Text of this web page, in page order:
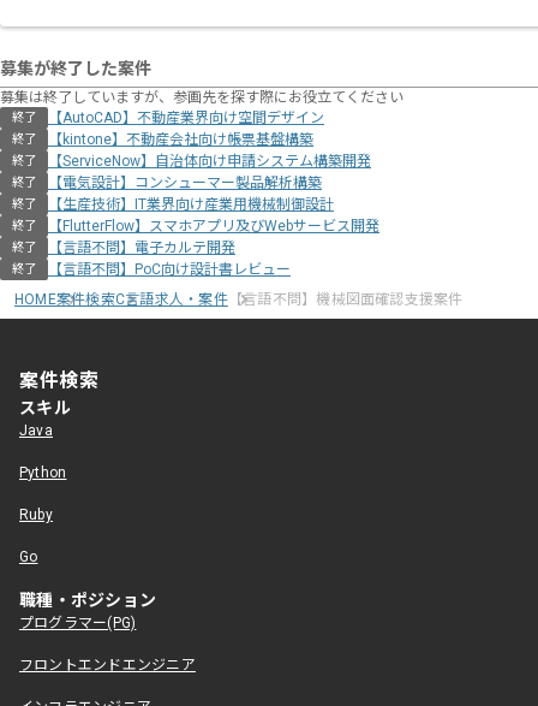
募集が終了した案件
募集は終了していますが、参画先を探す際にお役立てください
終了 【AutoCAD】不動産業界向け空間デザイン
終了 【kintone】不動産会社向け帳票基盤構築
終了 【ServiceNow】自治体向け申請システム構築開発
終了 【電気設計】コンシューマー製品解析構築
終了 【生産技術】IT業界向け産業用機械制御設計
終了 【FlutterFlow】スマホアプリ及びWebサービス開発
終了 【言語不問】電子カルテ開発
終了
【言語不問】PoC向け設計書レビュー
HOME案件検索C言語求人・案件【言語不問】機械図面確認支援案件
案件検索
スキル
Java
Python
Ruby
Go
職種・ポジション
プログラマー(PG)
フロントエンドエンジニア